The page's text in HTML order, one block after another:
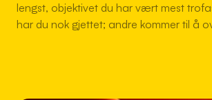
lengst, objektivet du har vært mest
har du nok gjettet; andre kommer til å